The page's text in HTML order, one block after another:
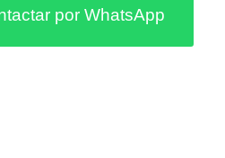
por WhatsApp